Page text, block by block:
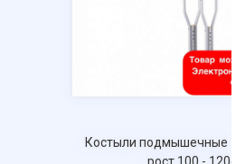
10021СН (под